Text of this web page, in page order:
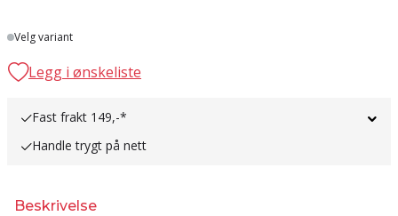
Lager
Velg variant
Legg i ønskeliste
Fast frakt 149,-*
Handle trygt på nett
Beskrivelse